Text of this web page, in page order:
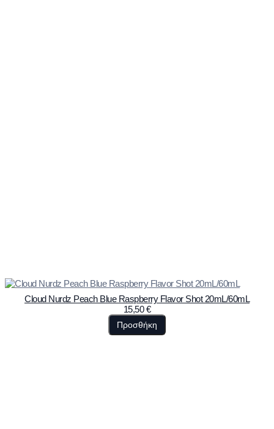
Cloud Nurdz Peach Blue Raspberry Flavor Shot 20mL/60mL
15,50€
Προσθήκη